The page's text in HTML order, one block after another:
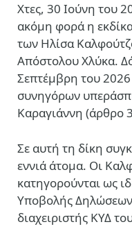
Χτες, 30 Ιούνη του
ακόμη φορά η
των Ηλίσα
Απόστολου Χλύκα.
Σεπτέμβρη του
συνηγόρων
Καραγιάννη (άρθρο
Σε αυτή τη δίκη
εννιά άτομα. Οι
κατηγορούνται ως
Υποβολής
διαχειριστής ΚΥΔ